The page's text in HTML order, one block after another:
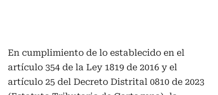
En cumplimiento de lo establecido en el
artículo 354 de la Ley 1819 de 2016 y el
artículo 25 del Decreto Distrital 0810 de 2023